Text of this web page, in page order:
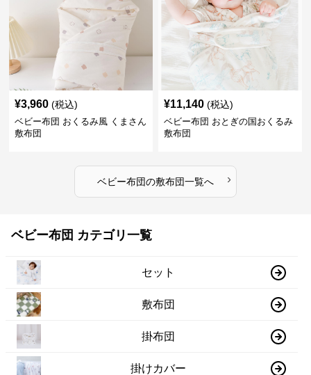
¥3,960 (税込)
ベビー布団 おくるみ風 くまさん
敷布団
¥11,140 (税込)
ベビー布団 おとぎの国おくるみ
敷布団
ベビー布団の敷布団一覧へ ›
ベビー布団 カテゴリ一覧
セット
敷布団
掛布団
掛けカバー